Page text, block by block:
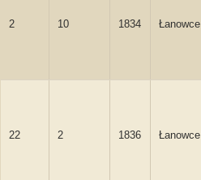
2 10 1834 Łanowce
22 2 1836 Łanowce